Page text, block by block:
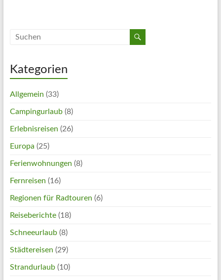
Kategorien
Allgemein (33)
Campingurlaub(8)
Erlebnisreisen (26)
Europa (25)
Ferienwohnungen (8)
Fernreisen (16)
Regionen für Radtouren (6)
Reiseberichte(18)
Schneeurlaub(8)
Städtereisen (29)
Strandurlaub(10)